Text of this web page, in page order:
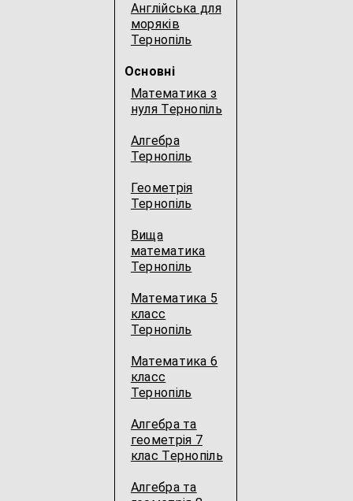
Англійська для
моряків
Тернопіль
Основні
Математика з
нуля Тернопіль
Алгебра
Тернопіль
Геометрія
Тернопіль
Вища
математика
Тернопіль
Математика 5
класс
Тернопіль
Математика 6
класс
Тернопіль
Алгебра та
геометрія 7
клас Тернопіль
Алгебра та